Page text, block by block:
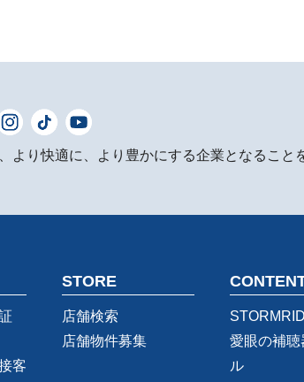
より快適に、より豊かにする企業となるこ
客
STORE
店舗検索
店舗物件募集
愛眼の補聴
ル